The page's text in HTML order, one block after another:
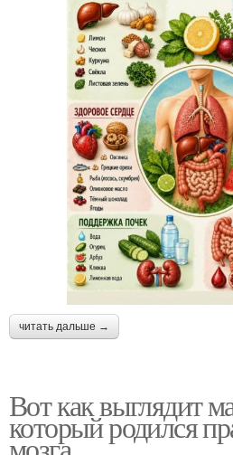
читать дальше →
Вот как выглядит
который родился